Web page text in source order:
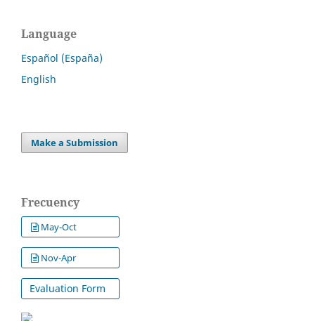
Language
Español (España)
English
Make a Submission
Frecuency
May-Oct
Nov-Apr
Evaluation Form